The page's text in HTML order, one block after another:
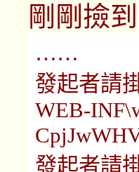
剛剛撿
……
發起者請
WEB-
發起者請